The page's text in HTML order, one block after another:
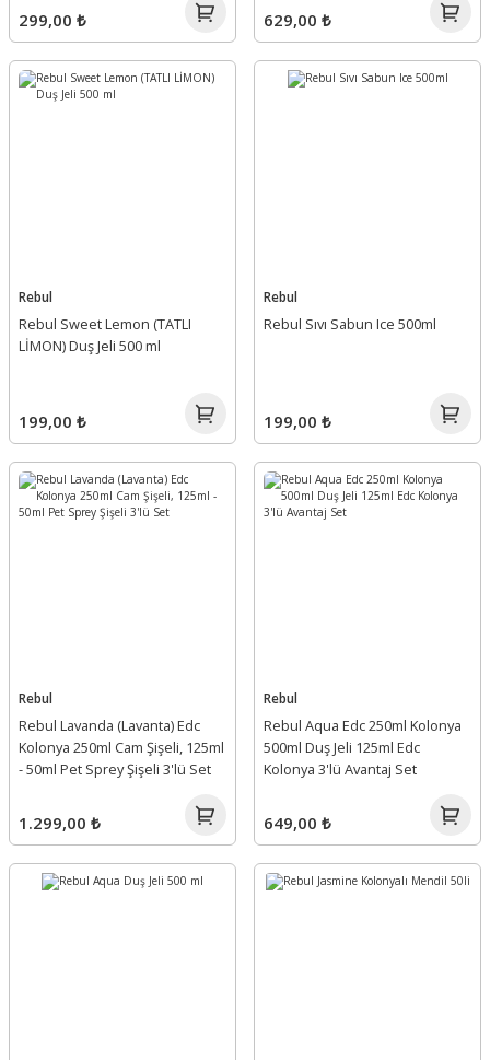
299,00 ₺ 629,00 ₺
Rebul
Rebul Sweet Lemon (TATLI
LİMON) Duş Jeli 500 ml
199,00 ₺
Rebul
Rebul Sıvı Sabun Ice 500ml
199,00 ₺
Rebul
Rebul Lavanda (Lavanta) Edc
Kolonya 250ml Cam Şişeli, 125ml
- 50ml Pet Sprey Şişeli 3'lü Set
1.299,00 ₺
Rebul
Rebul Aqua Edc 250ml Kolonya
500ml Duş Jeli 125ml Edc
Kolonya 3'lü Avantaj Set
649,00 ₺